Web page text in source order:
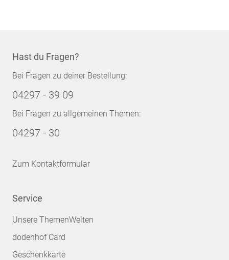
Hast du Fragen?
Bei Fragen zu deiner Bestellung:
04297 - 39 09
Bei Fragen zu allgemeinen Themen:
04297 - 30
Zum Kontaktformular
Service
Unsere ThemenWelten
dodenhof Card
Geschenkkarte